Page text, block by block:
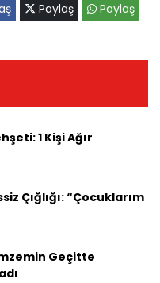
Paylaş Paylaş
1 Kişi Ağır
Çığlığı: “Çocuklarım
Geçitte